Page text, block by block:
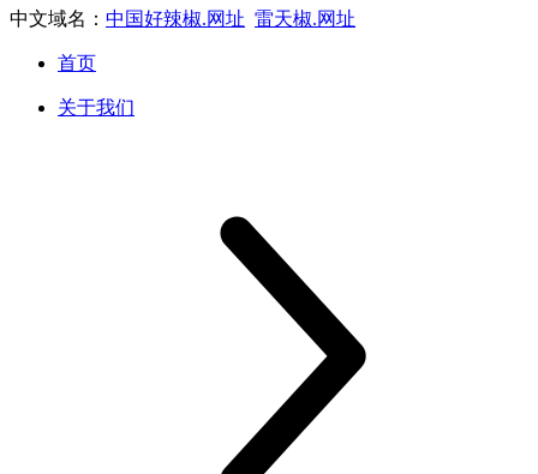
中文域名： 中国好辣椒.网址 雷天椒.网址
首页
关于我们